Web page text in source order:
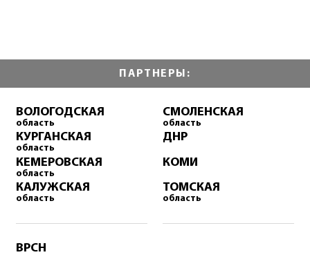
ПАРТНЕРЫ:
ВОЛОГОДСКАЯ
область
КУРГАНСКАЯ
область
КЕМЕРОВСКАЯ
область
КАЛУЖСКАЯ
область
СМОЛЕНСКАЯ
область
ДНР
КОМИ
ТОМСКАЯ
область
ВРСН